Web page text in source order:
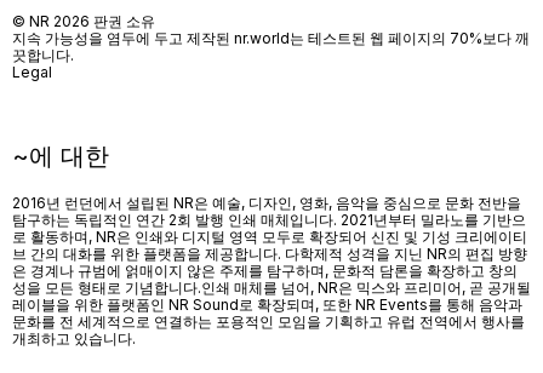
~에 대한
2016년 런던에서 설립된 NR은 예술, 디자인, 영화, 음악을 중심으로 문화 전반을
탐구하는 독립적인 연간 2회 발행 인쇄 매체입니다. 2021년부터 밀라노를 기반으
로 활동하며, NR은 인쇄와 디지털 영역 모두로 확장되어 신진 및 기성 크리에이티
브 간의 대화를 위한 플랫폼을 제공합니다. 다학제적 성격을 지닌 NR의 편집 방향
은 경계나 규범에 얽매이지 않은 주제를 탐구하며, 문화적 담론을 확장하고 창의
성을 모든 형태로 기념합니다.인쇄 매체를 넘어, NR은 믹스와 프리미어, 곧 공개될
레이블을 위한 플랫폼인 NR Sound 로 확장되며, 또한 NR Events를 통해 음악과
문화를 전 세계적으로 연결하는 포용적인 모임을 기획하고 유럽 전역에서 행사를
개최하고 있습니다.
© NR 2026 판권 소유
지속 가능성을 염두에 두고 제작된 nr.world는 테스트된 웹 페이지의 70%보다 깨
끗합니다.
Legal